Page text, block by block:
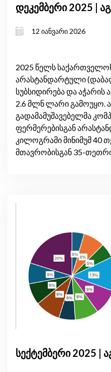
დეკემბერი 2025 |
12 იანვარი 2026
2025 წელს
არასტანდარტული
სუბსიდირება და
2.6 მლნ ლარი გამოუყო.
გადამამუშავებელმა
ფერმერებისგან
კილოგრამი მინიმუმ 40
მთავრობისგან 35-
სექტემბერი 2025 |